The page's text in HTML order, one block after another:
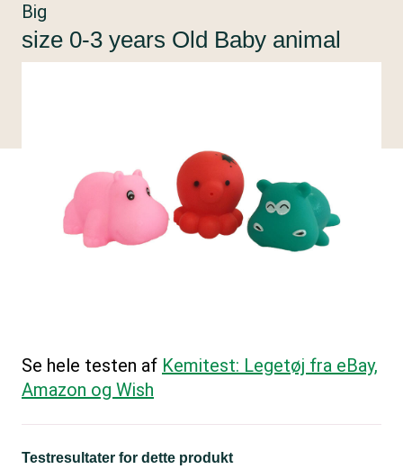
Big
size 0-3 years Old Baby animal
Se hele testen af Kemitest: Legetøj fra eBay,
Amazon og Wish
Testresultater for dette produkt